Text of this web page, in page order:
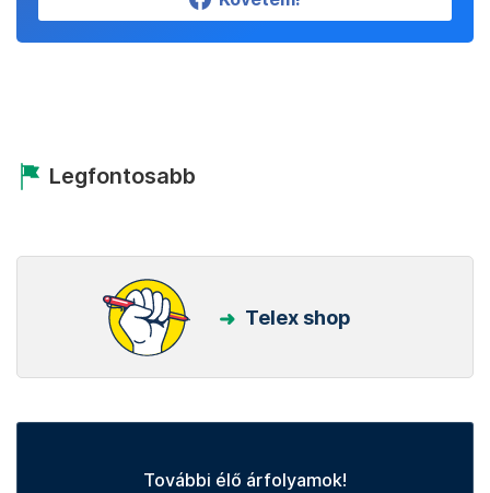
Legfontosabb
Telex shop
További élő árfolyamok!